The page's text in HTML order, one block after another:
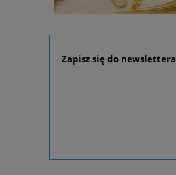
Zapisz się do newslettera